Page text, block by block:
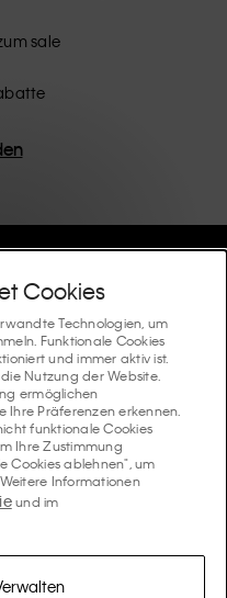
sale
Cookies
Technologien, um
Funktionale Cookies
und immer aktiv ist.
Nutzung der Website.
ermöglichen
Präferenzen erkennen.
funktionale Cookies
Ihre Zustimmung
Cookies ablehnen", um
Informationen
und im